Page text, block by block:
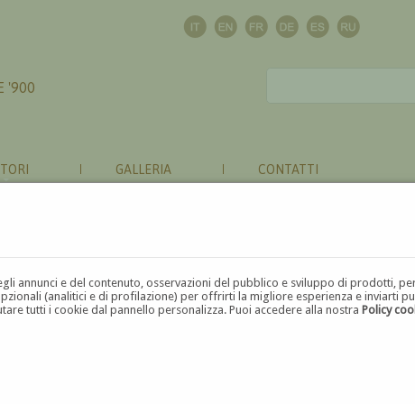
annunci e del contenuto, osservazioni del pubblico e sviluppo di prodotti,
(analitici e di profilazione) per offrirti la migliore esperienza e inviarti
tutti i cookie dal pannello personalizza. Puoi accedere alla nostraPolicy
'900
GALLERIA CONTATTI
N O P Q R S T U V W X Y Z ⬅